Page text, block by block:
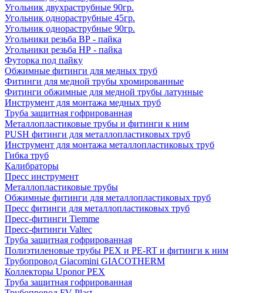
Угольник двухраструбные 90гр.
Угольник однораструбные 45гр.
Угольник однораструбные 90гр.
Угольники резьба ВР - пайка
Угольники резьба НР - пайка
Футорка под пайку
Обжимные фитинги для медных труб
Фитинги для медной трубы хромированные
Фитинги обжимные для медной трубы латунные
Инструмент для монтажа медных труб
Труба защитная гофрированная
Металлопластиковые трубы и фитинги к ним
PUSH фитинги для металлопластиковых труб
Инструмент для монтажа металлопластиковых труб
Гибка труб
Калибраторы
Пресс инструмент
Металлопластиковые трубы
Обжимные фитинги для металлопластиковых труб
Пресс фитинги для металлопластиковых труб
Пресс-фитинги Tiemme
Пресс-фитинги Valtec
Труба защитная гофрированная
Полиэтиленовые трубы PEX и PE-RT и фитинги к ним
Трубопровод Giacomini GIACOTHERM
Коллекторы Uponor PEX
Труба защитная гофрированная